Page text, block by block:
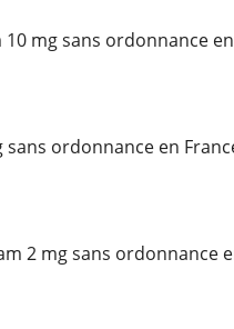
mg sans ordonnance
ordonnance en
2 mg sans ordonnance